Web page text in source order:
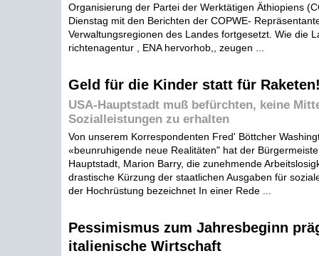
Organisierung der Partei der Werktätigen Äthiopiens
Dienstag mit den Berichten der COPWE-
Verwaltungsregionen des Landes fortgesetzt. Wie die
richtenagentur , ENA hervorhob,, zeugen ...
Geld für die Kinder statt für
USA-Hauptstadt muß befürchten, keine
Sozialleistungen zu erhalten
Von unserem Korrespondenten Fred' Böttcher
«beunruhigende neue Realitäten" hat der
Hauptstadt, Marion Barry, die zunehmende
drastische Kürzung der staatlichen Ausgaben für
der Hochrüstung bezeichnet In einer Rede ...
Pessimismus zum Jahresbeginn
italienische Wirtschaft